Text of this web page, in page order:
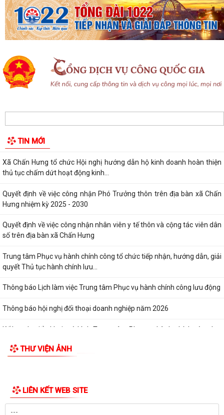
TIN MỚI
Ủy ban Mặt trận Tổ quốc xã Chấn Hưng đồng hành cùng nhân dân
trong chuyển đổi số vì sức khỏe cộng...
Xã Chấn Hưng: Đẩy mạnh cải cách hành chính và chuyển đổi số qua
Hội đồng nhân dân xã Chấn Hưng khóa II, nhiệm kỳ 2026 - 2031 tổ
chức Kỳ họp thứ 3 HĐND xã
27/7/2026), xã Chấn Hưng tổ chức...
địa tiến độ giải phóng mặt bằng,...
Xã Chấn Hưng tổ chức Hội nghị hướng dẫn hộ kinh doanh hoàn thiện
thủ tục chấm dứt hoạt động kinh...
Quyết định về việc công nhận Phó Trưởng thôn trên địa bàn xã Chấn
Hưng nhiệm kỳ 2025 - 2030
Quyết định về việc công nhận nhân viên y tế thôn và cộng tác viên dân
số trên địa bàn xã Chấn Hưng
Trung tâm Phục vụ hành chính công tổ chức tiếp nhận, hướng dẫn, giải
quyết Thủ tục hành chính lưu...
Thông báo Lịch làm việc Trung tâm Phục vụ hành chính công lưu động
Thông báo hội nghị đối thoại doanh nghiệp năm 2026
Kế hoạch triển khai mô hình Trung tâm Phục vụ hành chính công lưu
Trung tâm dịch vụ sự nghiệp công xã Chấn Hưng hướng dẫn biện pháp
kỹ thuật khắc phục diện tích lúa...
THƯ VIỆN ẢNH